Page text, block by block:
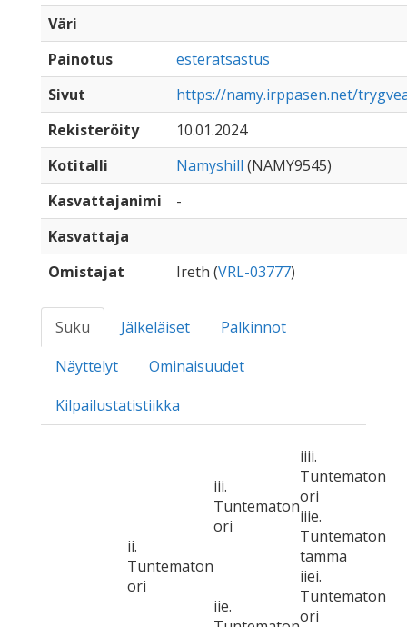
Väri
Painotus
esteratsastus
Sivut
https://namy.irppasen.net/
Rekisteröity
10.01.2024
Kotitalli
Namyshill (NAMY9545)
Kasvattajanimi
-
Kasvattaja
Omistajat
Ireth (VRL-03777)
Suku Jälkeläiset
Palkinnot
Näyttelyt
Ominaisuudet
Kilpailustatistiikka
ii.
Tuntematon
ori
iii.
Tuntematon
ori
iiii.
Tuntematon
ori
iiie.
Tuntematon
tamma
iie.
iiei.
Tuntematon
ori